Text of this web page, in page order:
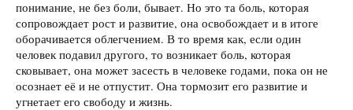
понимание, не без боли, бывает. Но это та боль, которая
сопровождает рост и развитие, она освобождает и в итоге
оборачивается облегчением. В то время как, если один
человек подавил другого, то возникает боль, которая
сковывает, она может засесть в человеке годами, пока он не
осознает её и не отпустит. Она тормозит его развитие и
угнетает его свободу и жизнь.